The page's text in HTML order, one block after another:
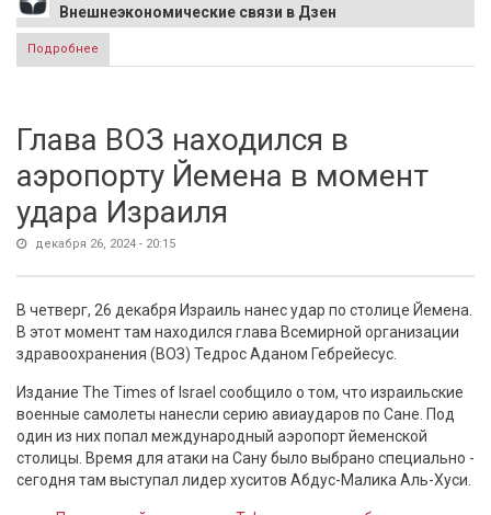
Внешнеэкономические связи в Дзен
Подробнее
санкции
Глава ВОЗ находился в
аэропорту Йемена в момент
удара Израиля
декабря 26, 2024 - 20:15
В четверг, 26 декабря Израиль нанес удар по столице Йемена.
В этот момент там находился глава Всемирной организации
здравоохранения (ВОЗ) Тедрос Аданом Гебрейесус.
Издание The Times of Israel сообщило о том, что израильские
военные самолеты нанесли серию авиаударов по Сане. Под
один из них попал международный аэропорт йеменской
столицы. Время для атаки на Сану было выбрано специально -
сегодня там выступал лидер хуситов Абдус-Малика Аль-Хуси.